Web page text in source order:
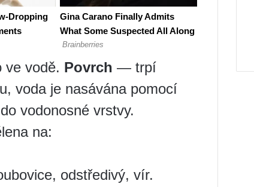
ve vodě. Povrch — trpí
voda je nasávána pomocí
vodonosné vrstvy.
na:
odstředivý, vír.